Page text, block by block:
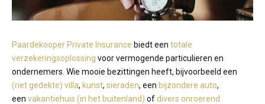
Paardekooper Private Insurance biedt een totale
verzekeringsoplossing voor vermogende particulieren en
ondernemers. Wie mooie bezittingen heeft, bijvoorbeeld een
(riet gedekte) villa, kunst, sieraden, een bijzondere auto,
een vakantiehuis (in het buitenland) ofdivers onroerend